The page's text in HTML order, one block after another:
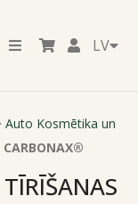
LV
Auto Kosmētika un